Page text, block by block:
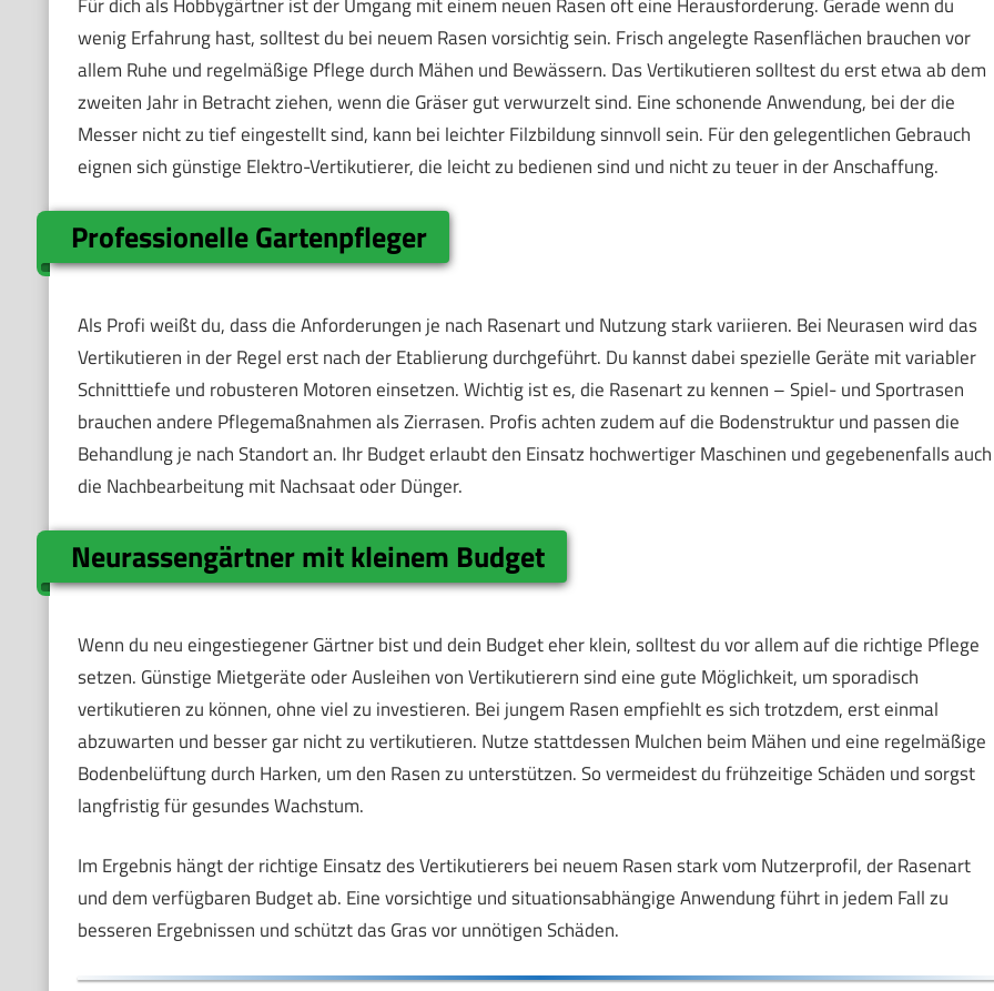
wenig Erfahrung hast, solltest du bei neuem Rasen vorsichtig sein. Frisch angelegte Rasenflächen brauchen vor
allem Ruhe und regelmäßige Pflege durch Mähen und Bewässern. Das Vertikutieren solltest du erst etwa ab dem
zweiten Jahr in Betracht ziehen, wenn die Gräser gut verwurzelt sind. Eine schonende Anwendung, bei der die
Messer nicht zu tief eingestellt sind, kann bei leichter Filzbildung sinnvoll sein. Für den gelegentlichen Gebrauch
eignen sich günstige Elektro-Vertikutierer, die leicht zu bedienen sind und nicht zu teuer in der Anschaffung.
Professionelle Gartenpfleger
Als Profi weißt du, dass die Anforderungen je nach Rasenart und Nutzung stark variieren. Bei Neurasen wird das
Vertikutieren in der Regel erst nach der Etablierung durchgeführt. Du kannst dabei spezielle Geräte mit variabler
Schnitttiefe und robusteren Motoren einsetzen. Wichtig ist es, die Rasenart zu kennen – Spiel- und Sportrasen
brauchen andere Pflegemaßnahmen als Zierrasen. Profis achten zudem auf die Bodenstruktur und passen die
Behandlung je nach Standort an. Ihr Budget erlaubt den Einsatz hochwertiger Maschinen und gegebenenfalls auch
die Nachbearbeitung mit Nachsaat oder Dünger.
Neurassengärtner mit kleinem Budget
Wenn du neu eingestiegener Gärtner bist und dein Budget eher klein, solltest du vor allem auf die richtige Pflege
setzen. Günstige Mietgeräte oder Ausleihen von Vertikutierern sind eine gute Möglichkeit, um sporadisch
vertikutieren zu können, ohne viel zu investieren. Bei jungem Rasen empfiehlt es sich trotzdem, erst einmal
abzuwarten und besser gar nicht zu vertikutieren. Nutze stattdessen Mulchen beim Mähen und eine regelmäßige
Bodenbelüftung durch Harken, um den Rasen zu unterstützen. So vermeidest du frühzeitige Schäden und sorgst
langfristig für gesundes Wachstum.
Im Ergebnis hängt der richtige Einsatz des Vertikutierers bei neuem Rasen stark vom Nutzerprofil, der Rasenart
und dem verfügbaren Budget ab. Eine vorsichtige und situationsabhängige Anwendung führt in jedem Fall zu
besseren Ergebnissen und schützt das Gras vor unnötigen Schäden.